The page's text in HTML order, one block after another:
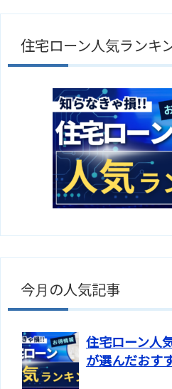
住宅ローン人気ランキ
今月の人気記事
住宅ローン人
が選んだおす